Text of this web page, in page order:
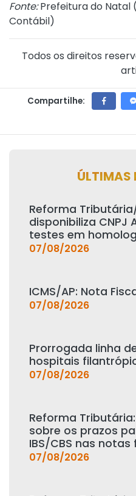
Fonte:Prefeitura do Natal
Contábil)
Todos os direitos
Compartilhe:
ÚLTIMAS
Reforma
disponibiliza CNPJ
testes em
07/08/2026
ICMS/AP: Nota
07/08/2026
Prorrogada linha
hospitais
07/08/2026
Reforma
sobre os prazos
IBS/CBS nas
07/08/2026